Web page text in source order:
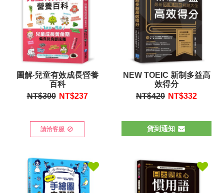
圖解‧兒童有效成長營養
百科
NT$300 NT$237
請洽客服
NEW TOEIC 新制多益高
效得分
NT$420 NT$332
貨到通知